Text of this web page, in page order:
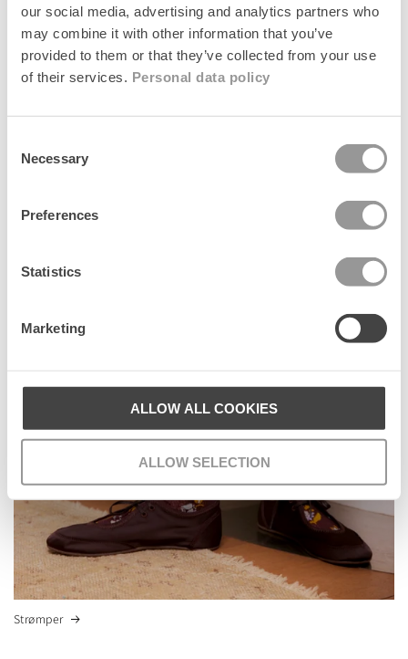
our social media, advertising and analytics partners who
may combine it with other information that you’ve
provided to them or that they’ve collected from your use
of their services. Personal data policy
Selection
Necessary
Preferences
Statistics
Marketing
ALLOW ALL COOKIES
ALLOW SELECTION
Strømper